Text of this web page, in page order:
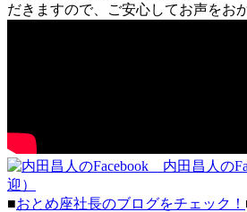
だきますので、ご安心してお声をお
内田昌人の
迎）
■おとめ座社長のブログをチェック！